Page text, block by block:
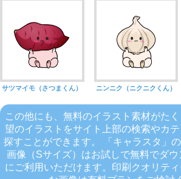
サツマイモ（さつまくん） ニンニク（ニクニクくん）
この他にも、無料のイラスト素材がた
望のイラストをサイト上部の検索やカ
探すことができます。 「キャラスタ」
画像（Sサイズ）はお試しで無料でダ
にご利用いただけます。印刷クオリテ